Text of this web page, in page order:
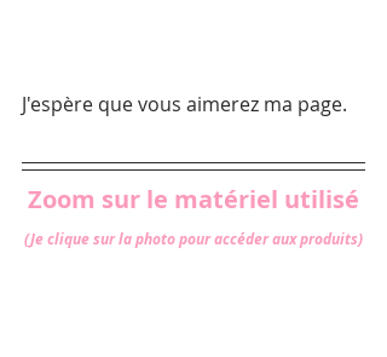
J'espère que vous aimerez ma page.
Zoom sur le matériel utilisé
(Je clique sur la photo pour accéder aux produits)